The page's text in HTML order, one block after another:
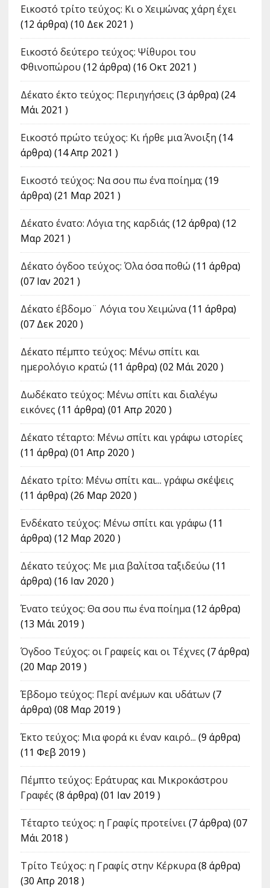
Εικοστό τρίτο τεύχος: Κι ο Χειμώνας χάρη έχει
(12 άρθρα) (10 Δεκ 2021 )
Εικοστό δεύτερο τεύχος: Ψίθυροι του
Φθινοπώρου (12 άρθρα) (16 Οκτ 2021 )
Δέκατο έκτο τεύχος: Περιηγήσεις (3 άρθρα) (24
Μάι 2021 )
Εικοστό πρώτο τεύχος: Κι ήρθε μια Άνοιξη (14
άρθρα) (14 Απρ 2021 )
Εικοστό τεύχος: Να σου πω ένα ποίημα; (19
άρθρα) (21 Μαρ 2021 )
Δέκατο ένατο: Λόγια της καρδιάς (12 άρθρα) (12
Μαρ 2021 )
Δέκατο όγδοο τεύχος: Όλα όσα ποθώ (11 άρθρα)
(07 Ιαν 2021 )
Δέκατο έβδομο¨ Λόγια του Χειμώνα(11 άρθρα)
(07 Δεκ 2020 )
Δέκατο πέμπτο τεύχος: Μένω σπίτι και
ημερολόγιο κρατώ (11 άρθρα) (02 Μάι 2020 )
Δωδέκατο τεύχος: Μένω σπίτι και διαλέγω
εικόνες (11 άρθρα) (01 Απρ 2020 )
Δέκατο τέταρτο: Μένω σπίτι και γράφω ιστορίες
(11 άρθρα) (01 Απρ 2020 )
Δέκατο τρίτο: Μένω σπίτι και... γράφω σκέψεις
(11 άρθρα) (26 Μαρ 2020 )
Ενδέκατο τεύχος: Μένω σπίτι και γράφω (11
άρθρα) (12 Μαρ 2020 )
Δέκατο τεύχος: Με μια βαλίτσα ταξιδεύω (11
άρθρα) (16 Ιαν 2020 )
Ένατο τεύχος: Θα σου πω ένα ποίημα(12 άρθρα)
(13 Μάι 2019 )
Όγδοο Τεύχος: οι Γραφείς και οι Τέχνες (7 άρθρα)
(20 Μαρ 2019 )
Έβδομο τεύχος: Περί ανέμων και υδάτων (7
άρθρα) (08 Μαρ 2019 )
Έκτο τεύχος: Μια φορά κι έναν καιρό... (9 άρθρα)
(11 Φεβ 2019 )
Πέμπτο τεύχος: Εράτυρας και Μικροκάστρου
Γραφές (8 άρθρα) (01 Ιαν 2019 )
Τέταρτο τεύχος: η Γραφίς προτείνει(7 άρθρα) (07
Μάι 2018 )
Tρίτο Τεύχος: η Γραφίς στην Κέρκυρα(8 άρθρα)
(30 Απρ 2018 )